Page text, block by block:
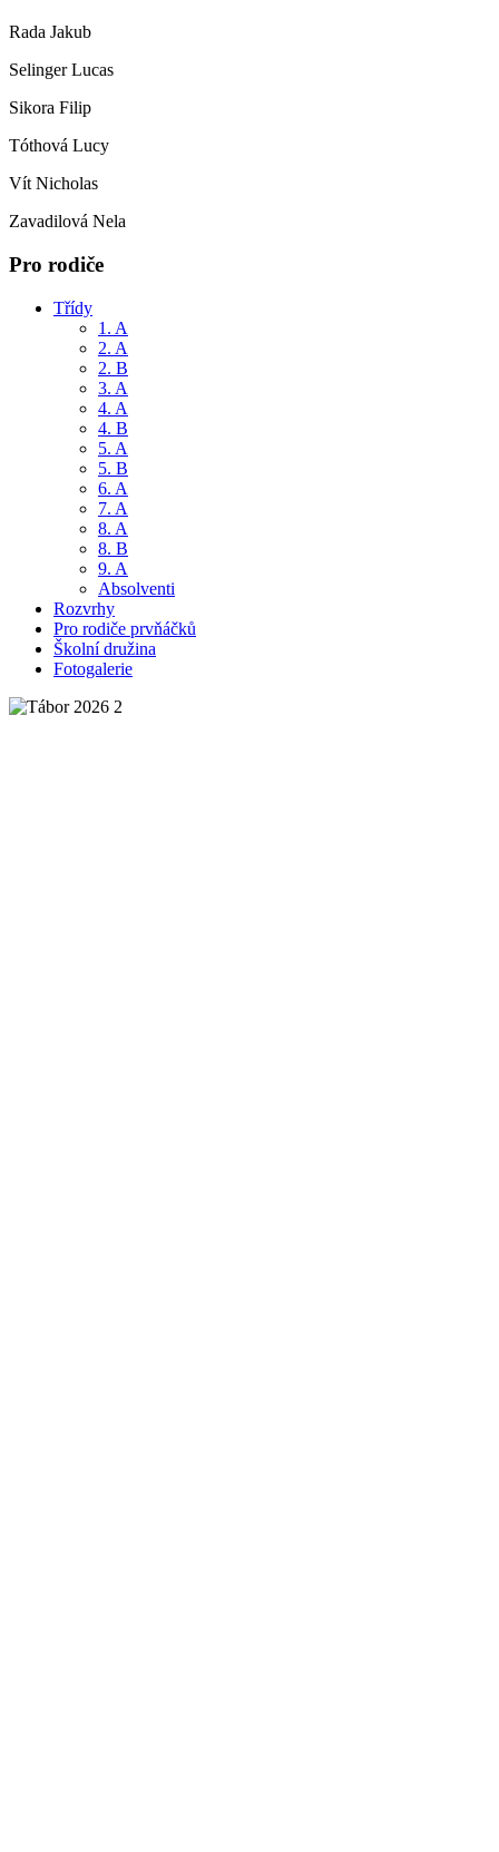
Rada Jakub
Selinger Lucas
Sikora Filip
Tóthová Lucy
Vít Nicholas
Zavadilová Nela
Pro rodiče
Třídy
1. A
2. A
2. B
3. A
4. A
4. B
5. A
5. B
6. A
7. A
8. A
8. B
9. A
Absolventi
Rozvrhy
Pro rodiče prvňáčků
Školní družina
Fotogalerie